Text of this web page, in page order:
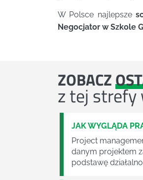
W Polsce najlepsze
Negocjator w Szkole
ZOBACZ
z tej strefy
JAK WYGLĄDA
Project
danym projektem
podstawę